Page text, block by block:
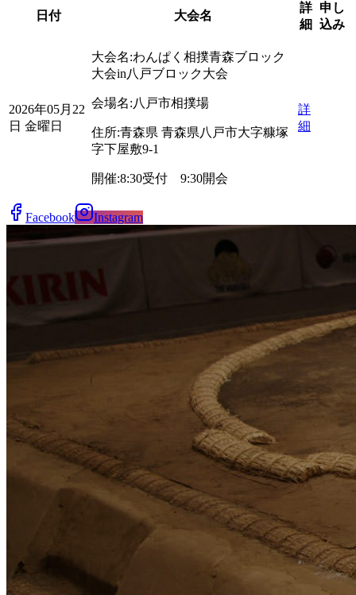
日付 大会名
詳
細
申し
込み
2026年05月22
日 金曜日
大会名:わんぱく相撲青森ブロック
大会in八戸ブロック大会
会場名:八戸市相撲場
住所:青森県 青森県八戸市大字糠塚
字下屋敷9-1
開催:8:30受付 9:30開会
詳
細
Facebook Instagram